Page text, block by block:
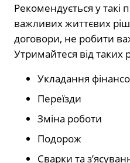
Рекомендується у такі
важливих життєвих
договори, не робити
Утримайтеся від таких
Укладання
Переїзди
Зміна роботи
Подорож
Сварки та